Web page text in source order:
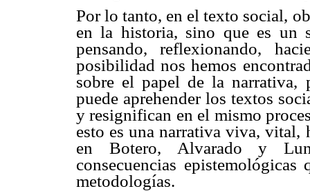
Por lo tanto, en el texto social,
en la historia, sino que es un
pensando, reflexionando,
posibilidad nos hemos
sobre el papel de la narrativa,
puede aprehender los textos
y resignifican en el mismo
esto es una narrativa viva, vital,
en Botero, Alvarado y
consecuencias
metodologías.